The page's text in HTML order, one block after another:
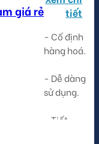
giá rẻ
tiết
- Cố định
hàng hoá.
- Dễ dàng
sử dụng.
- Tiết